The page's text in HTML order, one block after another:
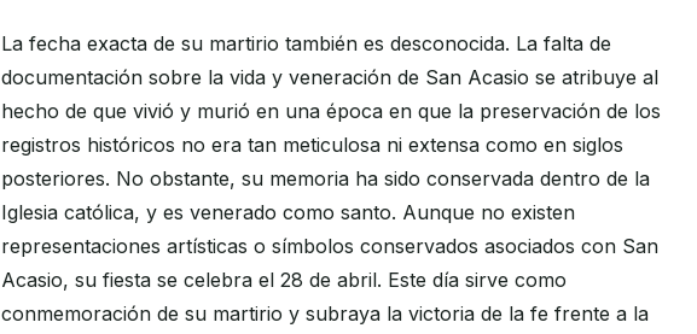
La fecha exacta de su martirio también es desconocida. La falta de
documentación sobre la vida y veneración de San Acasio se atribuye al
hecho de que vivió y murió en una época en que la preservación de los
registros históricos no era tan meticulosa ni extensa como en siglos
posteriores. No obstante, su memoria ha sido conservada dentro de la
Iglesia católica, y es venerado como santo. Aunque no existen
representaciones artísticas o símbolos conservados asociados con San
Acasio, su fiesta se celebra el 28 de abril. Este día sirve como
conmemoración de su martirio y subraya la victoria de la fe frente a la